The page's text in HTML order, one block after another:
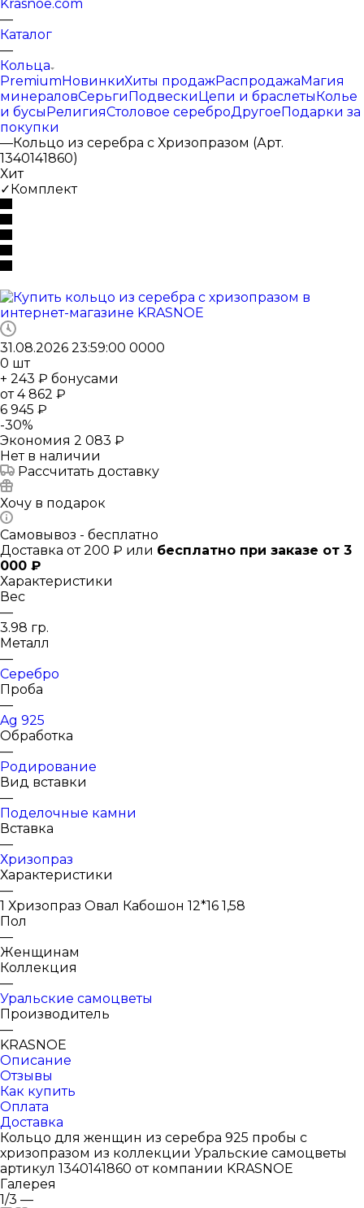
Krasnoe.com
—
Каталог
—
Кольца
PremiumНовинкиХиты продажРаспродажаМагия
минераловСерьгиПодвескиЦепи и браслетыКолье
и бусыРелигияСтоловое сереброДругоеПодарки за
покупки
—Кольцо из серебра с Хризопразом (Арт.
1340141860)
Хит
✓Комплект
31.08.2026 23:59:00 0000
0 шт
+ 243 ₽ бонусами
от4 862 ₽
6 945 ₽
-30%
Экономия 2 083 ₽
Нет в наличии
Рассчитать доставку
Хочу в подарок
Самовывоз - бесплатно
Доставка от 200 ₽ или бесплатно при заказе от 3
000 ₽
Характеристики
Вес
—
3.98 гр.
Металл
—
Серебро
Проба
—
Ag 925
Обработка
—
Родирование
Вид вставки
—
Поделочные камни
Вставка
—
Хризопраз
Характеристики
—
1 Хризопраз Овал Кабошон 12*16 1,58
Пол
—
Женщинам
Коллекция
—
Уральские самоцветы
Производитель
—
KRASNOE
Описание
Отзывы
Как купить
Оплата
Доставка
Кольцо для женщин из серебра 925 пробы с
хризопразом из коллекции Уральские самоцветы
артикул 1340141860 от компании KRASNOE
Галерея
1/3 —